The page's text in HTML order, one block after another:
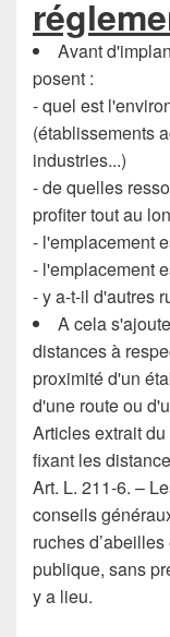
Avant
posent :
- quel est
(établissements
industries...)
- de quelles
profiter tout au
- l'emplacement
- l'emplacement
- y a-t-il d'autres
A cela s'ajoute
distances à
proximité d'un
d'une route ou
Articles extrait
fixant les
Art. L. 211-6. –
conseils
ruches
publique, sans
y a lieu.